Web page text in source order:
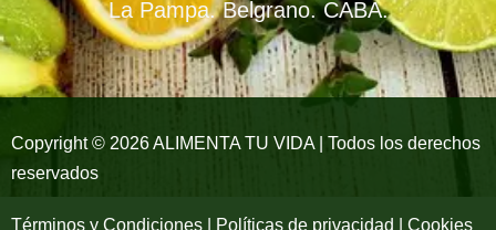
o
o
k
-
g
r
a
m
b
e
La Pampa. Belgrano. CABA.
Copyright © 2026 ALIMENTA TU VIDA | Todos los derechos
reservados
Términos y Condiciones | Políticas de privacidad | Cookies